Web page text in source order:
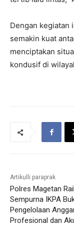
Dengan kegiatan
semakin kuat
menciptakan
kondusif di
Artikulli paraprak
Polres Magetan
Sempurna IKPA
Pengelolaan
Profesional dan